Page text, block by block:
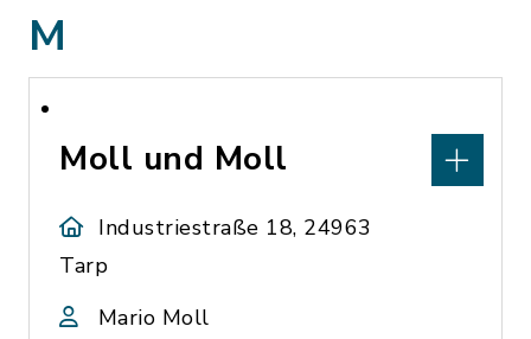
M
Moll und Moll
Industriestraße 18, 24963
Tarp
Mario Moll